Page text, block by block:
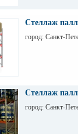
Стеллаж
город: Санкт-
Стеллаж
город: Санкт-